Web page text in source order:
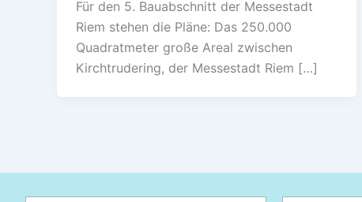
Für den 5. Bauabschnitt der Messestadt
Riem stehen die Pläne: Das 250.000
Quadratmeter große Areal zwischen
Kirchtrudering, der Messestadt Riem […]